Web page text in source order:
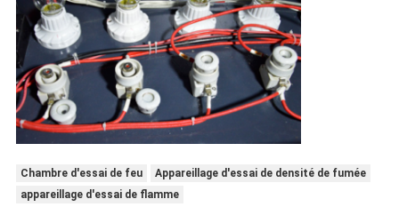
Chambre d'essai de feu
Appareillage d'essai de densité de fumée
appareillage d'essai de flamme